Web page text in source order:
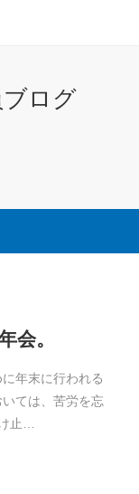
ログ
会。
年末に行われる
ては、苦労を忘
止…